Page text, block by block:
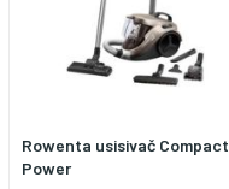
Rowenta usisivač Compact
Power